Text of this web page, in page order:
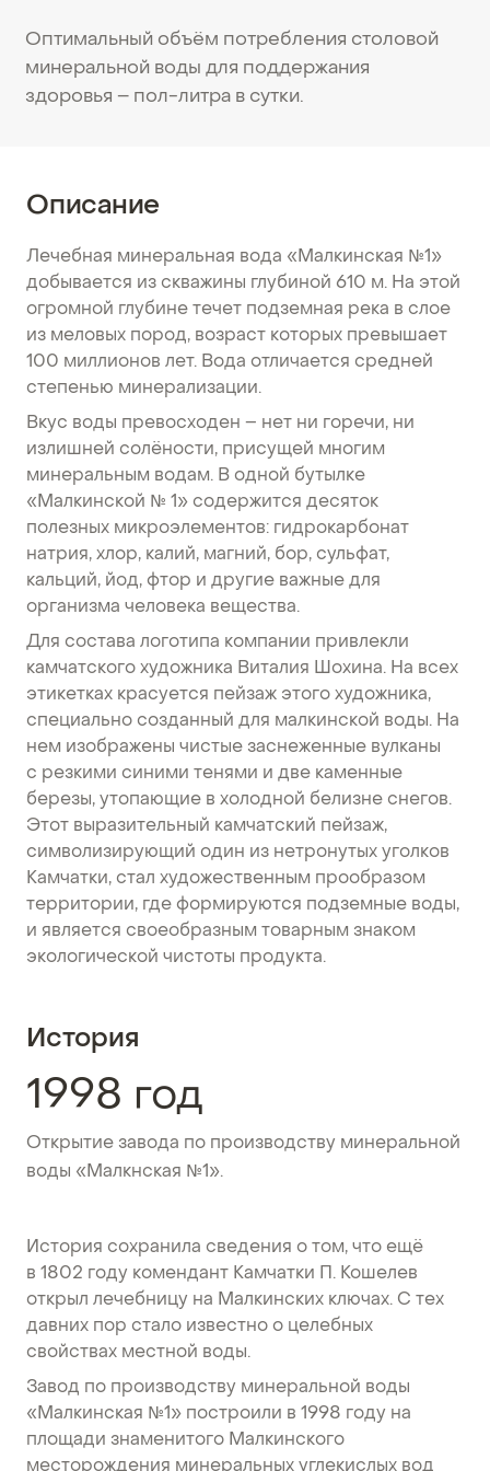
Оптимальный объём потребления столовой
минеральной воды для поддержания
здоровья – пол-литра в сутки.
Описание
Лечебная минеральная вода «Малкинская №1»
добывается из скважины глубиной 610 м. На этой
огромной глубине течет подземная река в слое
из меловых пород, возраст которых превышает
100 миллионов лет. Вода отличается средней
степенью минерализации.
Вкус воды превосходен – нет ни горечи, ни
излишней солёности, присущей многим
минеральным водам. В одной бутылке
«Малкинской № 1» содержится десяток
полезных микроэлементов: гидрокарбонат
натрия, хлор, калий, магний, бор, сульфат,
кальций, йод, фтор и другие важные для
организма человека вещества.
Для состава логотипа компании привлекли
камчатского художника Виталия Шохина. На всех
этикетках красуется пейзаж этого художника,
специально созданный для малкинской воды. На
нем изображены чистые заснеженные вулканы
с резкими синими тенями и две каменные
березы, утопающие в холодной белизне снегов.
Этот выразительный камчатский пейзаж,
символизирующий один из нетронутых уголков
Камчатки, стал художественным прообразом
территории, где формируются подземные воды,
и является своеобразным товарным знаком
экологической чистоты продукта.
История
1998 год
Открытие завода по производству минеральной
воды «Малкнская №1».
История сохранила сведения о том, что ещё
в 1802 году комендант Камчатки П. Кошелев
открыл лечебницу на Малкинских ключах. С тех
давних пор стало известно о целебных
свойствах местной воды.
Завод по производству минеральной воды
«Малкинская №1» построили в 1998 году на
площади знаменитого Малкинского
месторождения минеральных углекислых вод